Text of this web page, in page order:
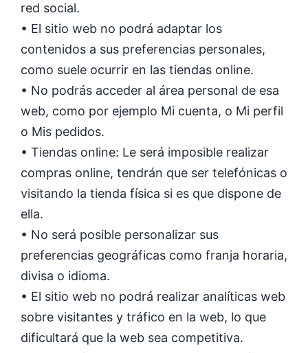
red social.
• El sitio web no podrá adaptar los
contenidos a sus preferencias personales,
como suele ocurrir en las tiendas online.
• No podrás acceder al área personal de esa
web, como por ejemplo Mi cuenta, o Mi perfil
o Mis pedidos.
• Tiendas online: Le será imposible realizar
compras online, tendrán que ser telefónicas o
visitando la tienda física si es que dispone de
ella.
• No será posible personalizar sus
preferencias geográficas como franja horaria,
divisa o idioma.
• El sitio web no podrá realizar analíticas web
sobre visitantes y tráfico en la web, lo que
dificultará que la web sea competitiva.